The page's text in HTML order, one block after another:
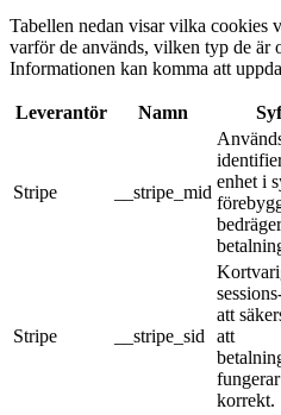
Tabellen nedan visar vilka cookies
varför de används, vilken typ de är
Informationen kan komma att
Leverantör Namn
Stripe __stripe_mid
enhet i
Stripe __stripe_sid
att
att
fungerar
korrekt.